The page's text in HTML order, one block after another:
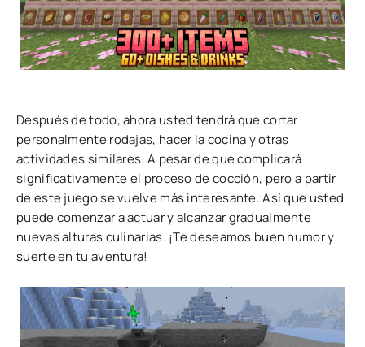
Después de todo, ahora usted tendrá que cortar
personalmente rodajas, hacer la cocina y otras
actividades similares. A pesar de que complicará
significativamente el proceso de cocción, pero a partir
de este juego se vuelve más interesante. Así que usted
puede comenzar a actuar y alcanzar gradualmente
nuevas alturas culinarias. ¡Te deseamos buen humor y
suerte en tu aventura!